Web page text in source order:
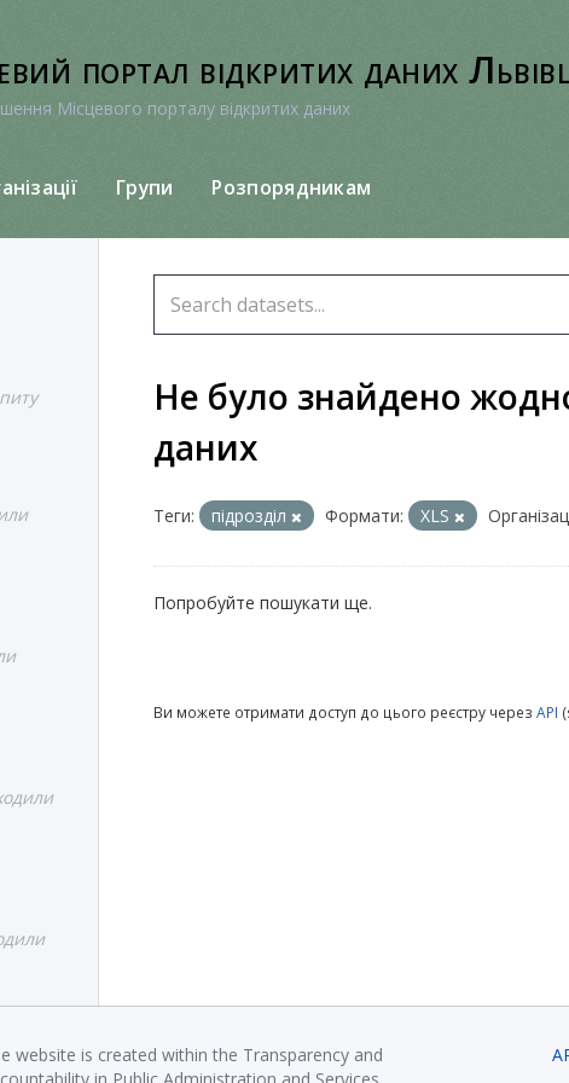
портал відкритих даних
Місцевого порталу відкритих даних
Групи Розпорядникам
Не було знайдено
даних
Теги: підрозділ Формати: XLS
Попробуйте пошукати ще.
Ви можете отримати доступ до цього реєстру через API
website is created within the Transparency and